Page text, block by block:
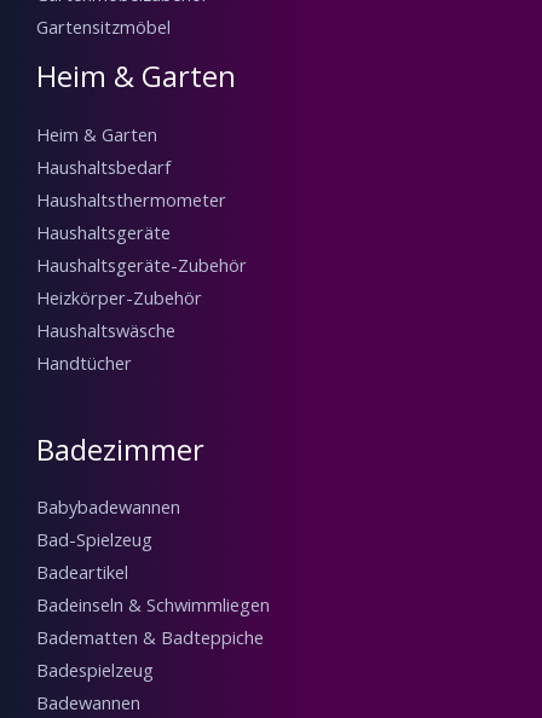
Gartensitzmöbel
Heim & Garten
Heim & Garten
Haushaltsbedarf
Haushaltsthermometer
Haushaltsgeräte
Haushaltsgeräte-Zubehör
Heizkörper-Zubehör
Haushaltswäsche
Handtücher
Badezimmer
Babybadewannen
Bad-Spielzeug
Badeartikel
Badeinseln & Schwimmliegen
Badematten & Badteppiche
Badespielzeug
Badewannen